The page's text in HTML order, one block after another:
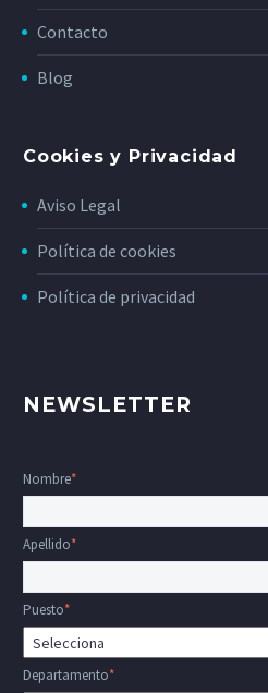
Contacto
Blog
Cookies y Privacidad
Aviso Legal
Política de cookies
Política de privacidad
NEWSLETTER
Nombre*
Apellido*
Puesto*
Departamento*